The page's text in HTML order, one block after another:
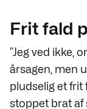
Frit fald
”Jeg ved ikke,
årsagen, men
pludselig et frit
stoppet brat af